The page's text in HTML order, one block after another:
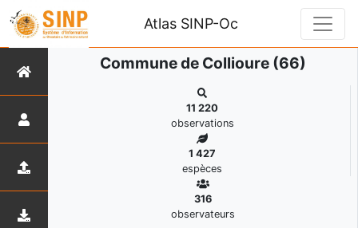
Atlas SINP-Oc
Commune de Collioure (66)
11 220
observations
1 427
espèces
316
observateurs